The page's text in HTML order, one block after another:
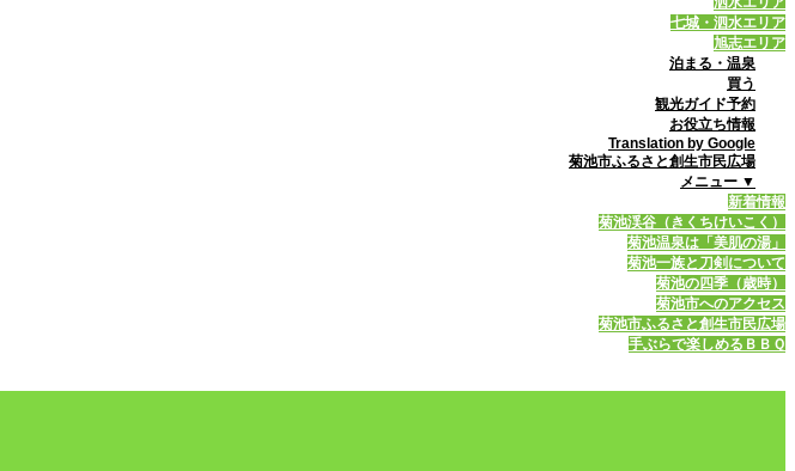
七城・泗水エリア
旭志エリア
泊まる・温泉
買う
観光ガイド予約
お役立ち情報
Translation by Google
菊池市ふるさと創生市民広場
メニュー ▼
新着情報
菊池渓谷（きくちけいこく）
菊池温泉は「美肌の湯」
菊池一族と刀剣について
菊池の四季（歳時）
菊池市へのアクセス
菊池市ふるさと創生市民広場
手ぶらで楽しめるＢＢＱ